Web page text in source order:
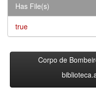
Has File(s)
true
Corpo de